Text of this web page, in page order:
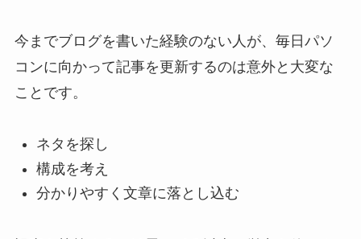
今までブログを書いた経験のない人が、毎日パソ
コンに向かって記事を更新するのは意外と大変な
ことです。
ネタを探し
構成を考え
分かりやすく文章に落とし込む